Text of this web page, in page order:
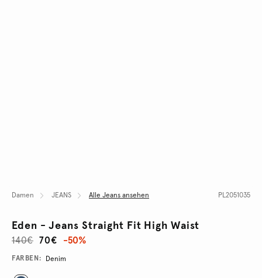
Damen JEANS Alle Jeans ansehen PL2051035
Eden - Jeans Straight Fit High Waist
70€
140€ -50%
Promotions
Variations
FARBEN: Denim